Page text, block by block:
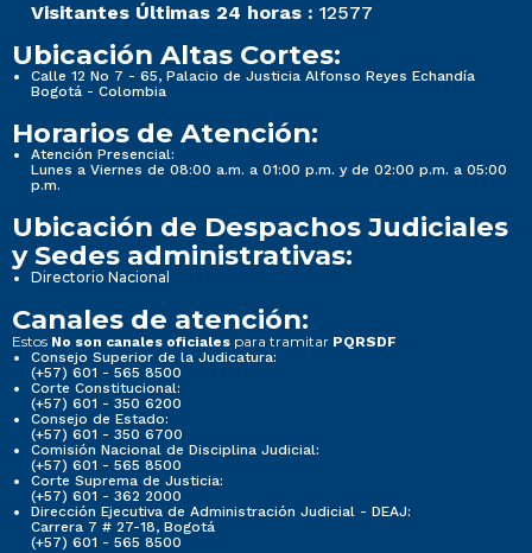
Visitantes Últimas 24 horas : 12577
Ubicación Altas Cortes:
Calle 12 No 7 - 65, Palacio de Justicia Alfonso Reyes Echandía
Bogotá - Colombia
Horarios de Atención:
Atención Presencial:
Lunes a Viernes de 08:00 a.m. a 01:00 p.m. y de 02:00 p.m. a 05:00
p.m.
Ubicación de Despachos Judiciales
y Sedes administrativas:
Directorio Nacional
Canales de atención:
Estos No son canales oficiales para tramitar PQRSDF
Consejo Superior de la Judicatura:
(+57) 601 - 565 8500
Corte Constitucional:
(+57) 601 - 350 6200
Consejo de Estado:
(+57) 601 - 350 6700
Comisión Nacional de Disciplina Judicial:
(+57) 601 - 565 8500
Corte Suprema de Justicia:
(+57) 601 - 362 2000
Dirección Ejecutiva de Administración Judicial - DEAJ:
Carrera 7 # 27-18, Bogotá
(+57) 601 - 565 8500